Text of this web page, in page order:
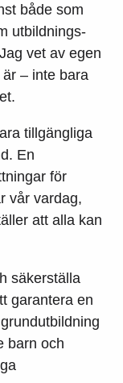
både som
utbildnings-
vet av egen
– inte bara
tillgängliga
En
för
vår vardag,
att alla kan
säkerställa
garantera en
barn och